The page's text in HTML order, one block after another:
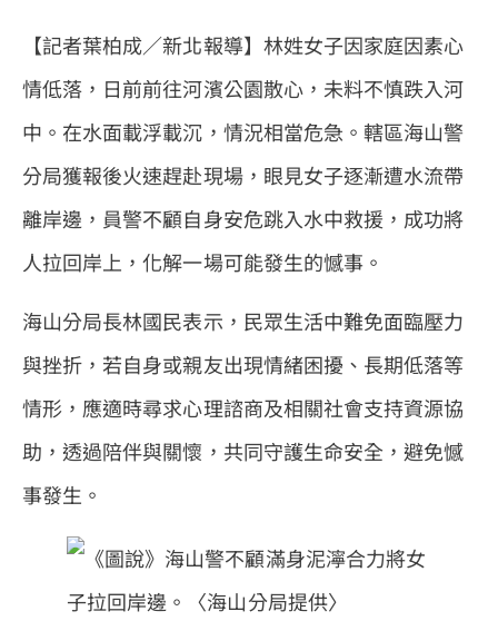
【記者葉柏成／新北報導】林姓女子因家庭因素心
情低落，日前前往河濱公園散心，未料不慎跌入河
中。在水面載浮載沉，情況相當危急。轄區海山警
分局獲報後火速趕赴現場，眼見女子逐漸遭水流帶
離岸邊，員警不顧自身安危跳入水中救援，成功將
人拉回岸上，化解一場可能發生的憾事。
海山分局長林國民表示，民眾生活中難免面臨壓力
與挫折，若自身或親友出現情緒困擾、長期低落等
情形，應適時尋求心理諮商及相關社會支持資源協
助，透過陪伴與關懷，共同守護生命安全，避免憾
事發生。